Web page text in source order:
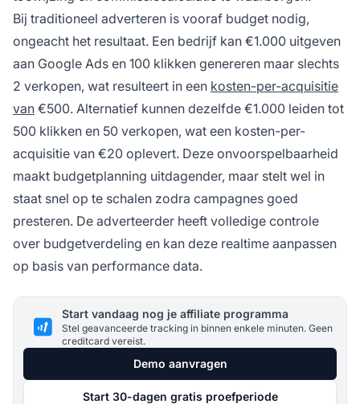
Bij traditioneel adverteren is vooraf budget nodig,
ongeacht het resultaat. Een bedrijf kan €1.000 uitgeven
aan Google Ads en 100 klikken genereren maar slechts
2 verkopen, wat resulteert in een kosten-per-acquisitie
van €500. Alternatief kunnen dezelfde €1.000 leiden tot
500 klikken en 50 verkopen, wat een kosten-per-
acquisitie van €20 oplevert. Deze onvoorspelbaarheid
maakt budgetplanning uitdagender, maar stelt wel in
staat snel op te schalen zodra campagnes goed
presteren. De adverteerder heeft volledige controle
over budgetverdeling en kan deze realtime aanpassen
op basis van performance data.
Start vandaag nog je affiliate programma
Stel geavanceerde tracking in binnen enkele minuten. Geen
creditcard vereist.
Demo aanvragen
Start 30-dagen gratis proefperiode